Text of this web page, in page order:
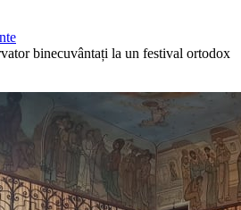
binecuvântați la un festival ortodox